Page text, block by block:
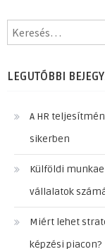
LEGUTÓBBI
A HR
sikerben
Külföldi
vállalatok
Miért lehet
képzési piacon?